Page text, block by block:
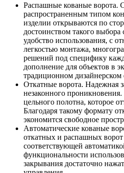
Распашные кованые ворота.
распространенным типом
изделии открываются по
достоинством такого выбора
удобство использования, с
легкостью монтажа,
решений под специфику
дополнение для объектов в
традиционном дизайнерском
Откатные ворота. Надежная
незаконного
цельного полотна, которое
Благодаря такому формату
экономится свободное
Автоматические кованые
откатных и распашных ворот
соответствующей
функциональности
закрывания достаточно